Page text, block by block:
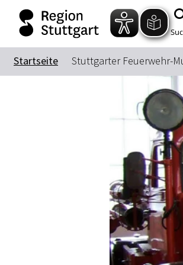
Startseite Stuttgarter Feuerwehr-